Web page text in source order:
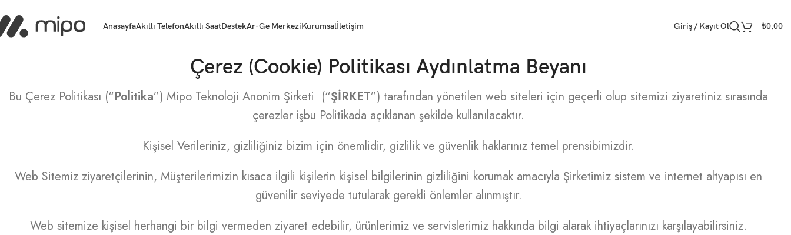
AnasayfaAkıllı TelefonAkıllı SaatDestekAr-Ge MerkeziKurumsalİletişim Giriş / Kayıt Ol ₺0,00
Çerez (Cookie) Politikası Aydınlatma Beyanı
Bu Çerez Politikası (“Politika”) Mipo Teknoloji Anonim Şirketi (“ŞİRKET”) tarafından yönetilen web siteleri için geçerli olup sitemizi ziyaretiniz sırasında
çerezler işbu Politikada açıklanan şekilde kullanılacaktır.
Kişisel Verileriniz, gizliliğiniz bizim için önemlidir, gizlilik ve güvenlik haklarınız temel prensibimizdir.
Web Sitemiz ziyaretçilerinin, Müşterilerimizin kısaca ilgili kişilerin kişisel bilgilerinin gizliliğini korumak amacıyla Şirketimiz sistem ve internet altyapısı en
güvenilir seviyede tutularak gerekli önlemler alınmıştır.
Web sitemize kişisel herhangi bir bilgi vermeden ziyaret edebilir, ürünlerimiz ve servislerimiz hakkında bilgi alarak ihtiyaçlarınızı karşılayabilirsiniz.